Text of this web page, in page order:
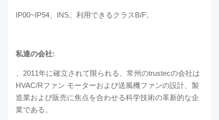
IP00~IP54、INS。利用できるクラスB/F。
私達の会社:
、2011年に確立されて限られる、常州のtrustecの会社は
HVAC/Rファン モーターおよび送風機ファンの設計、製
造業および販売に焦点を合わせる科学技術の革新的な企
業である。